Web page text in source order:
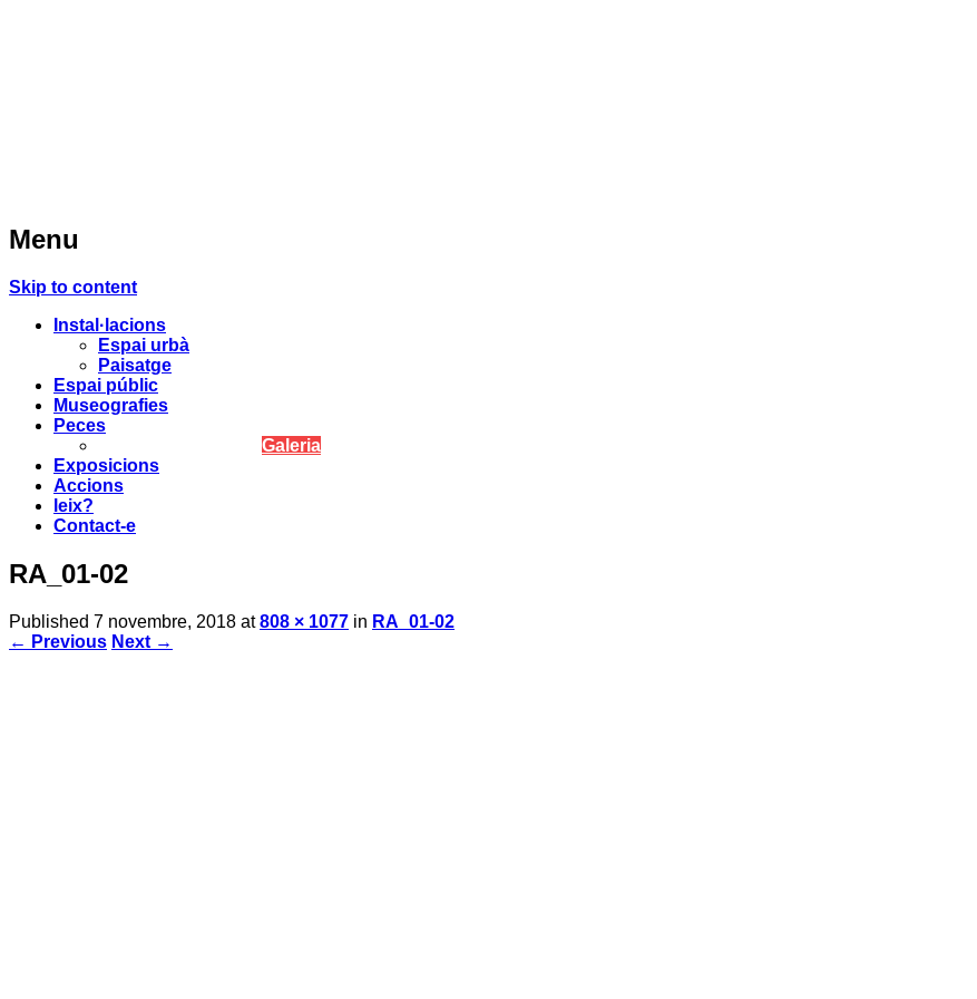
Menu
Skip to content
Instal·lacions
Espai urbà
Paisatge
Espai públic
Museografies
Peces
Galeria
Exposicions
Accions
leix?
Contact-e
RA_01-02
Published7 novembre, 2018 808 × 1077in
RA_01-02
← Previous Next →